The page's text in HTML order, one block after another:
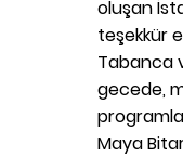
oluşan
teşekkür
Tabanca
gecede,
Maya